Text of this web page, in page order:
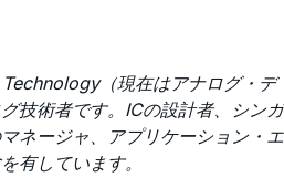
（現在はアナログ・デ
技術者です。ICの設計者、シンガ
ネージャ、アプリケーション・エ
有しています。